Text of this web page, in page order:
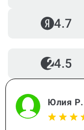
Кто
Когда и
заказ?
4.7
4.5
Юлия Р.